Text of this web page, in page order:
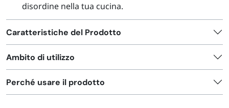
disordine nella tua cucina.
Caratteristiche del Prodotto
Ambito di utilizzo
Perché usare il prodotto